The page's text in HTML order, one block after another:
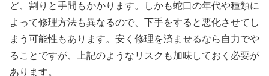
ど、割りと手間もかかります。しかも蛇口の年代や種類に
よって修理方法も異なるので、下手をすると悪化させてし
まう可能性もあります。安く修理を済ませるなら自力でや
ることですが、上記のようなリスクも加味しておく必要が
あります。